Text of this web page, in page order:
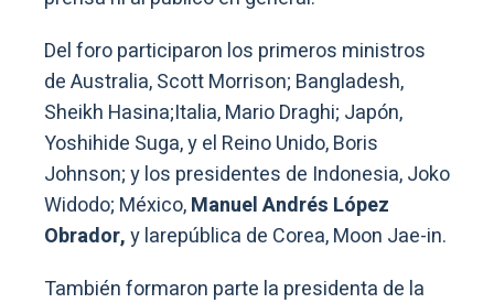
Del foro participaron los primeros ministros
de Australia, Scott Morrison; Bangladesh,
Sheikh Hasina;Italia, Mario Draghi; Japón,
Yoshihide Suga, y el Reino Unido, Boris
Johnson; y los presidentes de Indonesia, Joko
Widodo; México,Manuel Andrés López
Obrador,y larepública de Corea, Moon Jae-in.
También formaron parte la presidenta de la